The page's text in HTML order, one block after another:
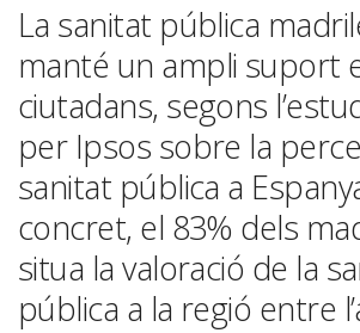
La sanitat pública
manté un ampli suport
ciutadans, segons
per Ipsos sobre la
sanitat pública a
concret, el 83% dels
situa la valoració de la
pública a la regió entre